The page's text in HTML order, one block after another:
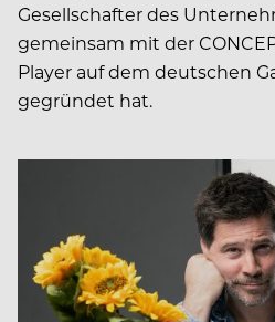
Gesellschafter des
gemeinsam mit der
Player auf dem deutschen
gegründet hat.